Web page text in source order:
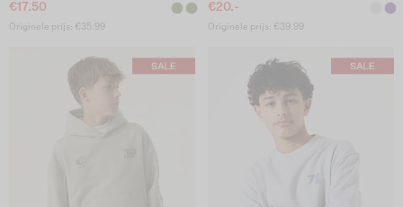
€17.50
Originele prijs: €35.99
€20.-
Originele prijs: €39.99